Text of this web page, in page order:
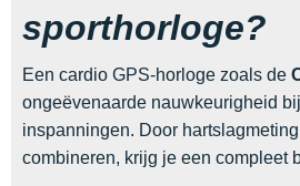
sporthorloge?
Een cardio GPS-horloge zoals de
ongeëvenaarde nauwkeurigheid
inspanningen. Door
combineren, krijg je een compleet